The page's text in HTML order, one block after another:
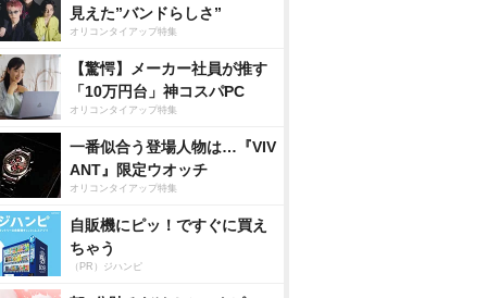
見えた”バンドらしさ”
オリコンタイアップ特集
【驚愕】メーカー社員が推す
「10万円台」神コスパPC
オリコンタイアップ特集
一番似合う登場人物は…『VIV
ANT』限定ウオッチ
オリコンタイアップ特集
自販機にピッ！ですぐに買え
ちゃう
（PR）ジハンピ